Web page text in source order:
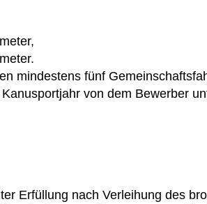
mindestens fünf
von dem Bewerber
Erfüllung nach Verleihung des